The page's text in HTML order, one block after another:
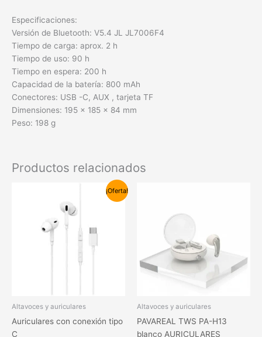
Especificaciones:
Versión de Bluetooth: V5.4 JL JL7006F4
Tiempo de carga: aprox. 2 h
Tiempo de uso: 90 h
Tiempo en espera: 200 h
Capacidad de la batería: 800 mAh
Conectores: USB -C, AUX , tarjeta TF
Dimensiones: 195 × 185 × 84 mm
Peso: 198 g
Productos relacionados
¡Oferta!
Altavoces y auriculares
Auriculares con conexión tipo
C
original
12,00€.
actual
es:
9,00€.
Altavoces y auriculares
PAVAREAL TWS PA-H13
blanco AURICULARES